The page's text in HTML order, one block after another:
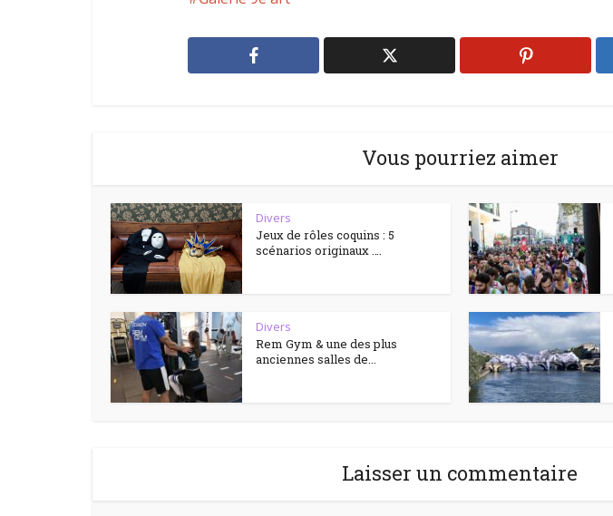
Vous pourriez aimer
Divers
Jeux de rôles coquins : 5
scénarios originaux ….
Divers
Rem Gym & une des plus
anciennes salles de...
Laisser un commentaire